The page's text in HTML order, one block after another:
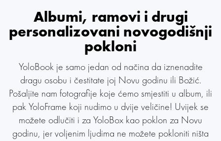
Albumi, ramovi i drugi
personalizovani novogodišnji
pokloni
YoloBook je samo jedan od načina da iznenadite
dragu osobu i čestitate joj Novu godinu ili Božić.
Pošaljite nam fotografije koje ćemo smjestiti u album, ili
pak YoloFrame koji nudimo u dvije veličine! Uvijek se
možete odlučiti i za YoloBox kao poklon za Novu
godinu, jer voljenim ljudima ne možete pokloniti ništa